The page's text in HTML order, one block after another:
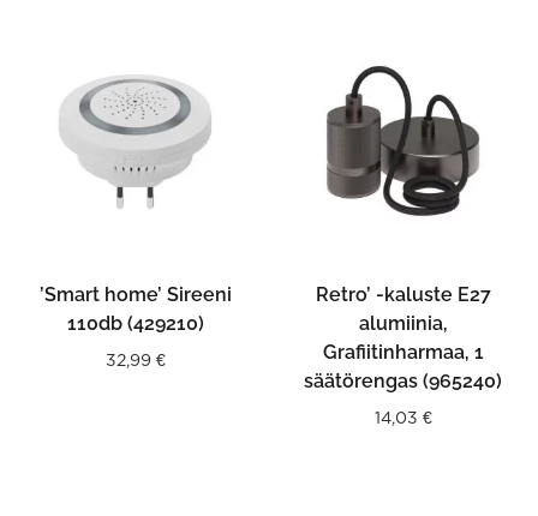
’Smart home’ Sireeni
110db (429210)
32,99 €
Retro’ -kaluste E27
alumiinia,
Grafiitinharmaa, 1
säätörengas (965240)
14,03 €